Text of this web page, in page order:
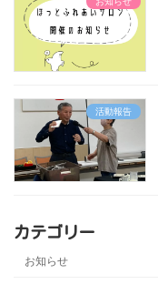
活動報告
カテゴリー
お知らせ